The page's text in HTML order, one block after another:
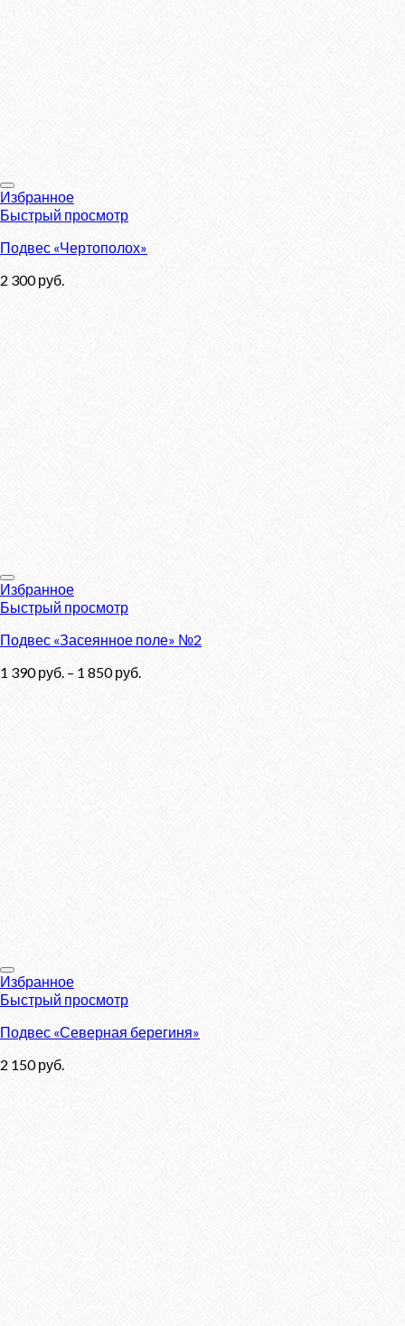
Избранное
Быстрый просмотр
Подвес «Чертополох»
2 300руб.
Избранное
Быстрый просмотр
Подвес «Засеянное поле» №2
1 390руб. – 1 850руб.
Избранное
Быстрый просмотр
Подвес «Северная берегиня»
2 150руб.